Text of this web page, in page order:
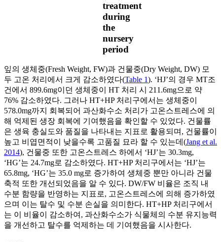
treatment
during
the
nursery
period
잎의 생체중(Fresh Weight, FW)과 건물중(Dry Weight, DW) 모
두 고온 처리에서 크게 감소하였다(Table 1). ‘HJ’의 경우 MT조
건에서 899.6mg이던 생체중이 HT 처리 시 211.6mg으로 약
76% 감소하였다. 그러나 HT+HP 처리구에서는 생체중이
578.0mg까지 회복되어 과산화수소 처리가 고온스트레스에 의
해 억제된 생장 회복에 기여했음을 확인할 수 있었다. 건물률
은 생육 충실도와 품질을 나타내는 지표로 활용되며, 건물률이
높고 비엽면적이 낮을수록 고품질 묘라 할 수 있는데(Jang et al.
2014), 건물중 또한 고온스트레스 하에서 ‘HJ’는 30.3mg,
‘HG’는 24.7mg로 감소하였다. HT+HP 처리구에서는 ‘HJ’는
65.8mg, ‘HG’는 35.0 mg로 증가하여 생체중 뿐만 아니라 건물
축적 또한 개선되었음을 알 수 있다. DW/FW 비율은 조직 내
수분 함량을 반영하는 지표로, 고온스트레스에 의해 증가하였
으며 이는 탈수 및 수분 손실을 의미한다. HT+HP 처리구에서
는 이 비율이 감소하여, 과산화수소가 식물체의 수분 유지능력
을 개선하고 탈수를 억제하는 데 기여했음을 시사한다.